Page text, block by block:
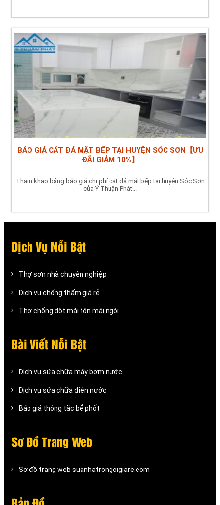
BÁO GIÁ CẮT ĐÁ MẶT BẾP TẠI HUYỆN SÓC SƠN【ƯU
ĐÃI GIẢM 10%】
Tham khảo bảng báo giá chi phí cắt đá mặt bếp tại huyện Sóc Sơn
của Ý Thuận Phát...
Dịch Vụ Nỗi Bật
Thợ sơn nhà chuyên nghiệp
Dịch vụ chống thấm giá rẻ
Thợ chống dột mái tôn mái ngói
Bài Viết Nỗi Bật
Dịch vụ sửa chữa máy bơm nước
Dịch vụ sửa chữa điện nước
Báo giá thông tắc bể phốt
Sơ Đồ Trang Web
Sơ đồ trang web suanhatrongoigiare.com